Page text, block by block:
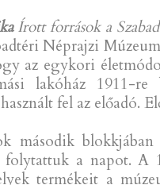
Írott források a
Néprajzi
az egykori
lakóház 1911-
fel az előadó.
második
folytattuk a napot. A
termékeit a